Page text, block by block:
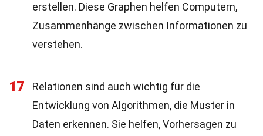
erstellen. Diese Graphen helfen Computern,
Zusammenhänge zwischen Informationen zu
verstehen.
17
Relationen sind auch wichtig für die
Entwicklung von Algorithmen, die Muster in
Daten erkennen. Sie helfen, Vorhersagen zu